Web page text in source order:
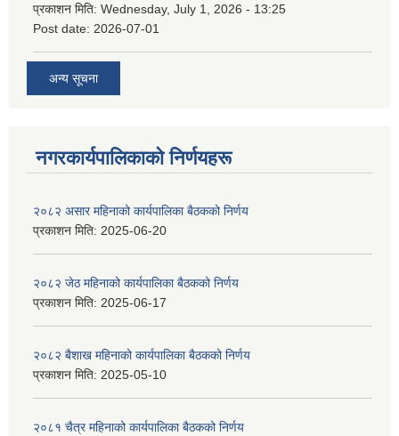
प्रकाशन मिति: Wednesday, July 1, 2026 - 13:25
Post date: 2026-07-01
अन्य सूचना
नगरकार्यपालिकाकाे निर्णयहरू
२०८२ असार महिनाको कार्यपालिका बैठकको निर्णय
प्रकाशन मिति: 2025-06-20
२०८२ जेठ महिनाको कार्यपालिका बैठकको निर्णय
प्रकाशन मिति: 2025-06-17
२०८२ बैशाख महिनाको कार्यपालिका बैठकको निर्णय
प्रकाशन मिति: 2025-05-10
२०८१ चैत्र महिनाको कार्यपालिका बैठकको निर्णय